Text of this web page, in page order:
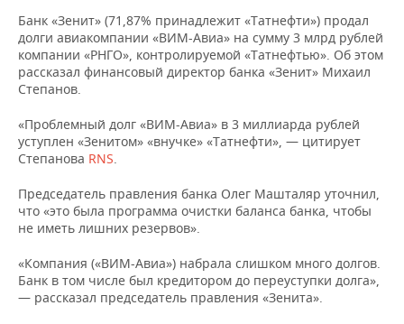
КОРОЛИ ГОСЗАКАЗА ПФО
ВУЗЫ ТАТАРСТАНА
ТОРГОВЫЕ ЦЕНТРЫ
ТАТАРСТАНА
ФИНАНСЫ
БАНКИ
ИНВЕСТИЦИИ
НОВОСТИ
ПРОМЫШЛЕННОСТИ
АГРОПРОМ
МАШИНОСТРОЕНИЕ
НЕФТЕХИМИЯ
НЕФТЬ
ЭНЕРГЕТИКА
НЕДВИЖИМОСТЬ
НОВОСТИ НЕДВИЖИМОСТИ
АВТО
НОВОСТИ БИЗНЕСА
РОЗНИЧНАЯ ТОРГОВЛЯ
ТРАНСПОРТ
УСЛУГИ
ТЕХНОЛОГИИ
НОВОСТИ ТЕХНОЛОГИЙ
IT
МЕДИА
МЕРОПРИЯТИЯ
НОВОСТИ МЕРОПРИЯТИЙ
ВЫЕЗДНАЯ РЕДАКЦИЯ
СПОРТ
НОВОСТИ СПОРТА
ОБЩЕСТВО
Банк «Зенит» (71,87% принадлежит «Татнефти») продал
долги авиакомпании «ВИМ-Авиа» на сумму 3 млрд рублей
компании «РНГО», контролируемой «Татнефтью». Об этом
рассказал финансовый директор банка «Зенит» Михаил
Степанов.
«Проблемный долг «ВИМ-Авиа» в 3 миллиарда рублей
уступлен «Зенитом» «внучке» «Татнефти», — цитирует
Степанова RNS.
Председатель правления банка Олег Машталяр уточнил,
что «это была программа очистки баланса банка, чтобы
не иметь лишних резервов».
«Компания («ВИМ-Авиа») набрала слишком много долгов.
Банк в том числе был кредитором до переуступки долга»,
— рассказал председатель правления «Зенита».